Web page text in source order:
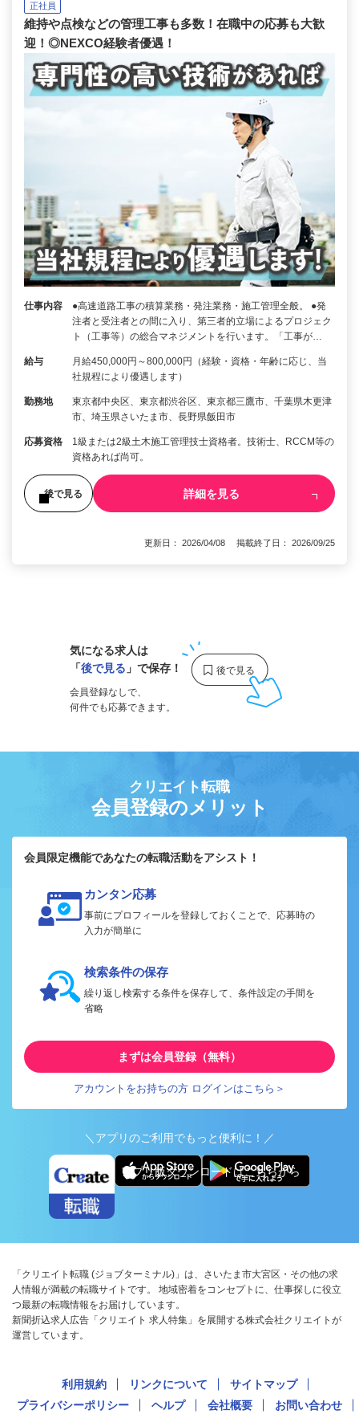
正社員
維持や点検などの管理工事も多数！在職中の応募も大歓
迎！◎NEXCO経験者優遇！
仕事内容
●高速道路工事の積算業務・発注業務・施工管理全般。 ●発
注者と受注者との間に入り、第三者的立場によるプロジェク
ト（工事等）の総合マネジメントを行います。「工事が…
給与
月給450,000円～800,000円（経験・資格・年齢に応じ、当
社規程により優遇します）
勤務地
東京都中央区、東京都渋谷区、東京都三鷹市、千葉県木更津
市、埼玉県さいたま市、長野県飯田市
応募資格
1級または2級土木施工管理技士資格者。技術士、RCCM等の
資格あれば尚可。
後で見る 詳細を見る
更新日： 2026/04/08 掲載終了日： 2026/09/25
気になる求人は
「後で見る 」で保存！
会員登録なしで、
何件でも応募できます。
クリエイト転職
会員登録のメリット
会員限定機能であなたの転職活動をアシスト！
カンタン応募
事前にプロフィールを登録しておくことで、応募時の
入力が簡単に
検索条件の保存
繰り返し検索する条件を保存して、条件設定の手間を
省略
まずは会員登録（無料）
アカウントをお持ちの方 ログインはこちら＞
＼アプリのご利用でもっと便利に！／
アプリ版ダウンロードはこちらから
「クリエイト転職 (ジョブターミナル)」は、さいたま市大宮区・その他の求
人情報が満載の転職サイトです。 地域密着をコンセプトに、仕事探しに役立
つ最新の転職情報をお届けしています。
新聞折込求人広告「クリエイト 求人特集」を展開する株式会社クリエイトが
運営しています。
利用規約 リンクについて
サイトマップ
プライバシーポリシー
ヘルプ 会社概要 お問い合わせ